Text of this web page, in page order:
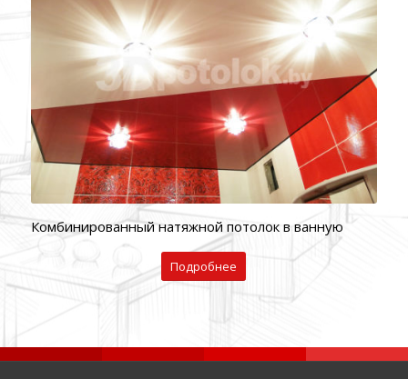
Комбинированный натяжной потолок в ванную
Подробнее